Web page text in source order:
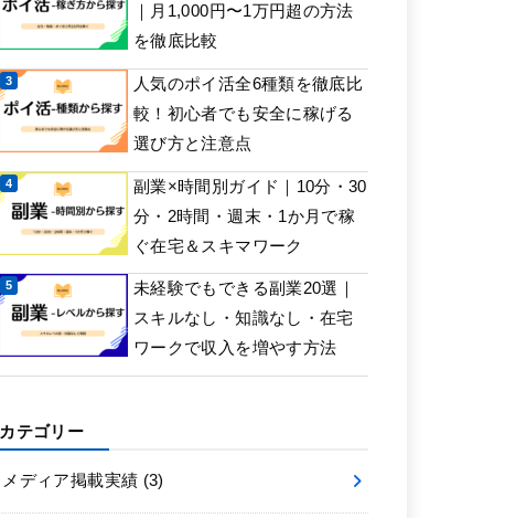
｜月1,000円〜1万円超の方法
を徹底比較
人気のポイ活全6種類を徹底比
較！初心者でも安全に稼げる
選び方と注意点
副業×時間別ガイド｜10分・30
分・2時間・週末・1か月で稼
ぐ在宅＆スキマワーク
未経験でもできる副業20選｜
スキルなし・知識なし・在宅
ワークで収入を増やす方法
カテゴリー
メディア掲載実績 (3)